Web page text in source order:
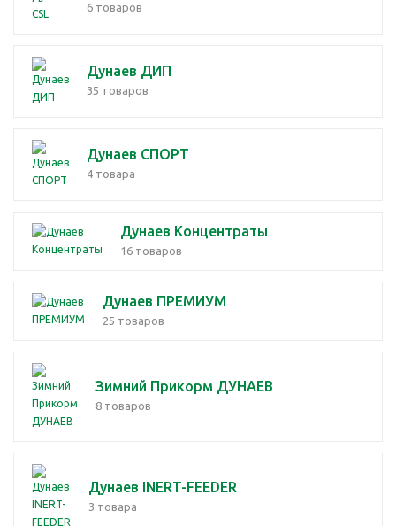
6 товаров
Дунаев ДИП
35 товаров
Дунаев СПОРТ
4 товара
Дунаев Концентраты
16 товаров
Дунаев ПРЕМИУМ
25 товаров
Зимний Прикорм ДУНАЕВ
8 товаров
Дунаев INERT-FEEDER
3 товара